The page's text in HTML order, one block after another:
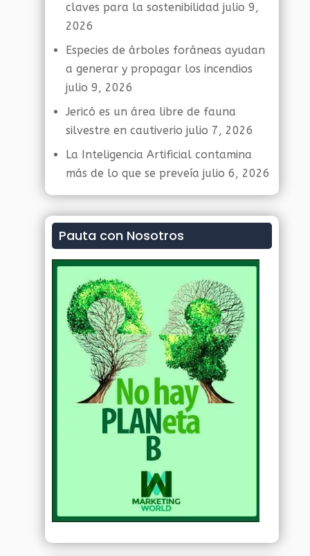
claves para la sostenibilidad julio 9,
2026
Especies de árboles foráneas ayudan
a generar y propagar los incendios
julio 9, 2026
Jericó es un área libre de fauna
silvestre en cautiverio julio 7, 2026
La Inteligencia Artificial contamina
más de lo que se preveía julio 6, 2026
Pauta con Nosotros